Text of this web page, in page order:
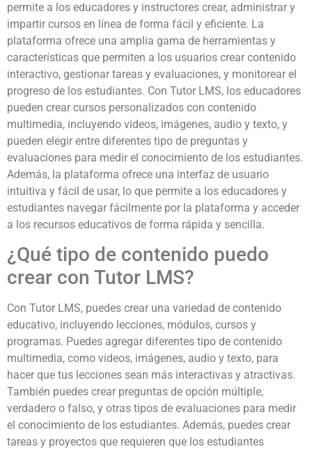
permite a los educadores y instructores crear, administrar y
impartir cursos en línea de forma fácil y eficiente. La
plataforma ofrece una amplia gama de herramientas y
características que permiten a los usuarios crear contenido
interactivo, gestionar tareas y evaluaciones, y monitorear el
progreso de los estudiantes. Con Tutor LMS, los educadores
pueden crear cursos personalizados con contenido
multimedia, incluyendo videos, imágenes, audio y texto, y
pueden elegir entre diferentes tipo de preguntas y
evaluaciones para medir el conocimiento de los estudiantes.
Además, la plataforma ofrece una interfaz de usuario
intuitiva y fácil de usar, lo que permite a los educadores y
estudiantes navegar fácilmente por la plataforma y acceder
a los recursos educativos de forma rápida y sencilla.
¿Qué tipo de contenido puedo
crear con Tutor LMS?
Con Tutor LMS, puedes crear una variedad de contenido
educativo, incluyendo lecciones, módulos, cursos y
programas. Puedes agregar diferentes tipo de contenido
multimedia, como videos, imágenes, audio y texto, para
hacer que tus lecciones sean más interactivas y atractivas.
También puedes crear preguntas de opción múltiple,
verdadero o falso, y otras tipos de evaluaciones para medir
el conocimiento de los estudiantes. Además, puedes crear
tareas y proyectos que requieren que los estudiantes